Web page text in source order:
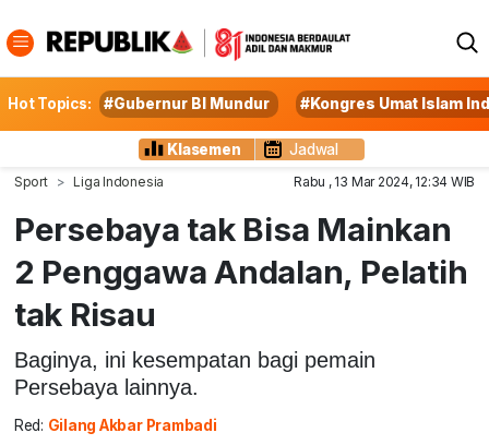
Hot Topics: #Gubernur BI Mundur #Kongres Umat Islam
Klasemen Jadwal
Sport Liga Indonesia Rabu , 13 Mar 2024, 12:34 WIB
Persebaya tak Bisa Mainkan
2 Penggawa Andalan, Pelatih
tak Risau
Baginya, ini kesempatan bagi pemain
Persebaya lainnya.
Red: Gilang Akbar Prambadi